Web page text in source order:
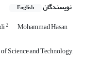
نویسندگان English
2 Mohammad Hasan
Science and Technology,